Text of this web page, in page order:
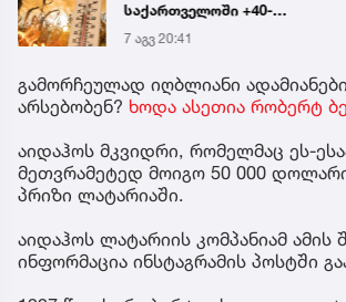
საქართველოში +40-
გრადუსიან სიცხეს
7 აგვ 20:41
გამორჩეულად იღბლიანი
არსებობენ? ხოდა ასეთია რობერტ
აიდაჰოს მკვიდრი, რომელმაც ეს-
მეთვრამეტედ მოიგო 50 000
პრიზი ლატარიაში.
აიდაჰოს ლატარიის კომპანიამ ამის
ინფორმაცია ინსტაგრამის პოსტში